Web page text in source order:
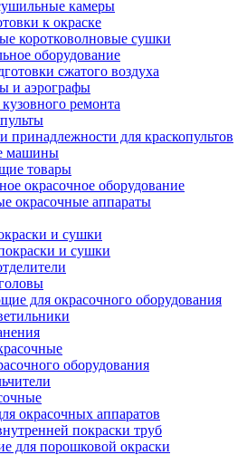
камеры
к окраске
коротковолновые сушки
оборудование
сжатого воздуха
и аэрографы
ремонта
принадлежности для краскопультов
машины
товары
окрасочное оборудование
окрасочные аппараты
и сушки
и сушки
для окрасочного оборудования
оборудования
окрасочных аппаратов
покраски труб
для порошковой окраски